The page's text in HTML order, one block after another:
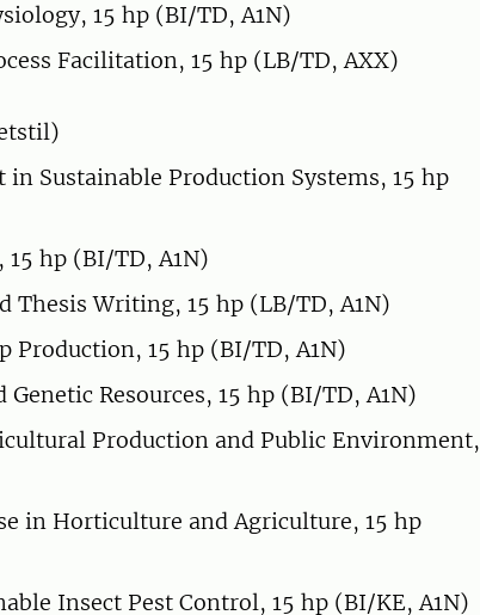
15 hp (BI/TD, A1N)
Facilitation, 15 hp (LB/TD, AXX)
Sustainable Production Systems, 15 hp
hp (BI/TD, A1N)
Thesis Writing, 15 hp (LB/TD, A1N)
Production, 15 hp (BI/TD, A1N)
Resources, 15 hp (BI/TD, A1N)
Production and Public Environment,
in Horticulture and Agriculture, 15 hp
Insect Pest Control, 15 hp (BI/KE, A1N)